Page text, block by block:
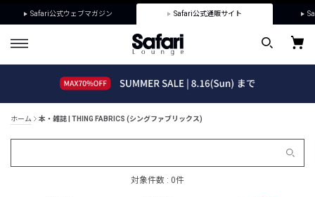
Safari公式ウェブマガジン Safari公式通販サイト
ホーム 本・雑誌 | THING FABRICS (シングファブリックス)
対象件数 : 0件